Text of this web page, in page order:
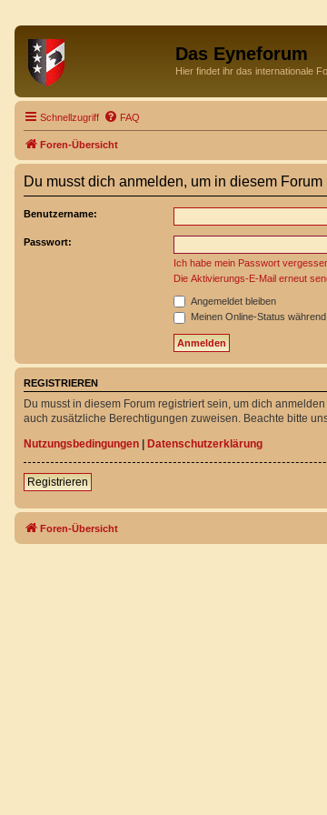
Das Eyneforum
Hier findet ihr das internationale
Schnellzugriff FAQ
Foren-Übersicht
Du musst dich anmelden, um in diesem
Benutzername:
Passwort:
Ich habe mein Passwort
Die Aktivierungs-E-Mail erneut
Angemeldet bleiben
Meinen Online-Status
REGISTRIEREN
Du musst in diesem Forum registriert sein, um dich
auch zusätzliche Berechtigungen zuweisen. Beachte bitte
Nutzungsbedingungen
Datenschutzerklärung
Registrieren
Foren-Übersicht